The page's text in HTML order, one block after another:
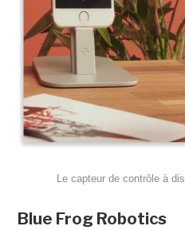
Le capteur de contrôle à
Blue Frog Robotics